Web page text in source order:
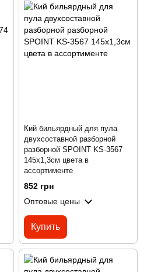
Кий бильярдный для пула
двухсоставной разборной
разборной SPOINT KS-3567
145x1,3см цвета в
ассортименте
852 грн
Оптовые цены
Купить